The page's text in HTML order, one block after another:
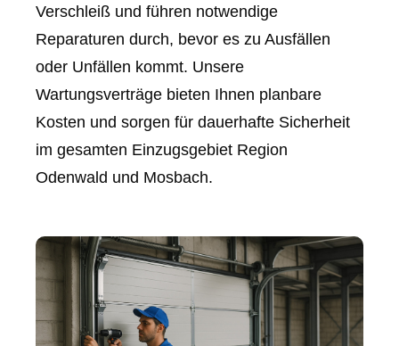
Verschleiß und führen notwendige
Reparaturen durch, bevor es zu Ausfällen
oder Unfällen kommt. Unsere
Wartungsverträge bieten Ihnen planbare
Kosten und sorgen für dauerhafte Sicherheit
im gesamten Einzugsgebiet Region
Odenwald und Mosbach.